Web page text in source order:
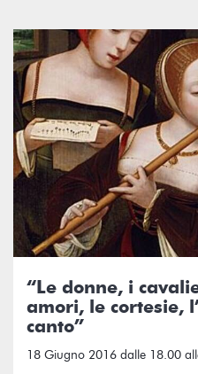
“Le donne, i
amori, le cortesie,
canto”
18 Giugno 2016 dalle 18.00